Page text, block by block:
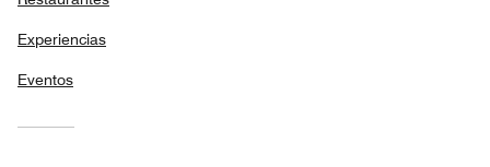
Experiencias
Eventos